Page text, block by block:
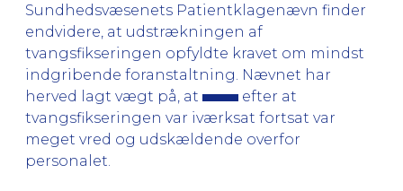
Sundhedsvæsenets Patientklagenævn finder
endvidere, at udstrækningen af
tvangsfikseringen opfyldte kravet om mindst
indgribende foranstaltning. Nævnet har
herved lagt vægt på, at
efter at
tvangsfikseringen var iværksat fortsat var
meget vred og udskældende overfor
personalet.